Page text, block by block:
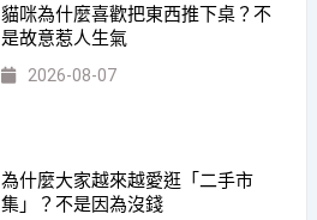
貓咪為什麼喜歡把東西推下桌？不
是故意惹人生氣
2026-08-07
為什麼大家越來越愛逛「二手市
集」？不是因為沒錢